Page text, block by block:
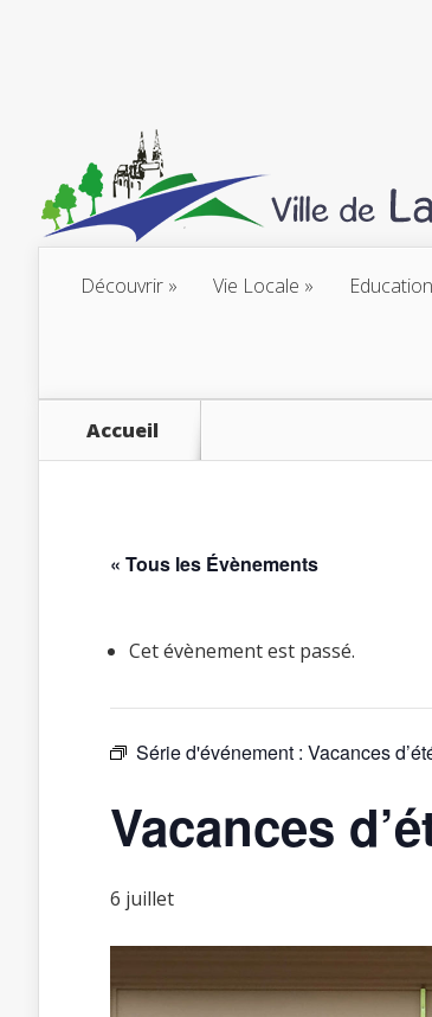
Découvrir Vie Locale
Accueil
« Tous les Évènements
Cet évènement est passé.
Série d'événement : Vacances
Vacances
6 juillet